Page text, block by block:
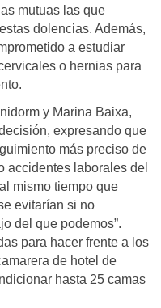
mutuas las que
dolencias. Además,
a estudiar
o hernias para
y Marina Baixa,
expresando que
más preciso de
accidentes laborales del
mismo tiempo que
evitarían si no
del que podemos”.
para hacer frente a los
de hotel de
hasta 25 camas